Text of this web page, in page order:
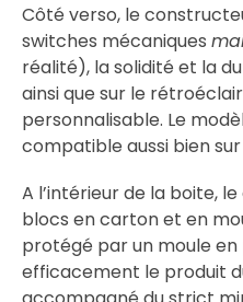
Côté verso, le
switches mécaniques
réalité), la solidité et la
ainsi que sur le
personnalisable. Le
compatible aussi bien sur
A l’intérieur de la boite,
blocs en carton et en
protégé par un moule
efficacement le produit